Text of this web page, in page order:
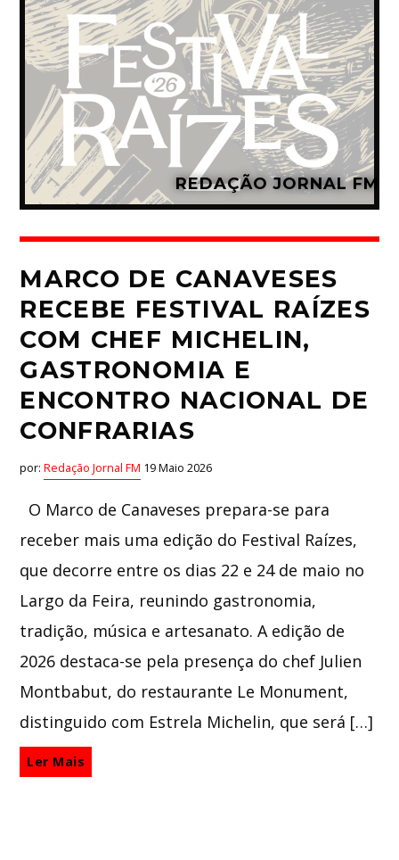
REDAÇÃO JORNAL FM
MARCO DE CANAVESES
RECEBE FESTIVAL RAÍZES
COM CHEF MICHELIN,
GASTRONOMIA E
ENCONTRO NACIONAL DE
CONFRARIAS
por:Redação Jornal FM 19 Maio 2026
O Marco de Canaveses prepara-se para
receber mais uma edição do Festival Raízes,
que decorre entre os dias 22 e 24 de maio no
Largo da Feira, reunindo gastronomia,
tradição, música e artesanato. A edição de
2026 destaca-se pela presença do chef Julien
Montbabut, do restaurante Le Monument,
distinguido com Estrela Michelin, que será […]
Ler Mais